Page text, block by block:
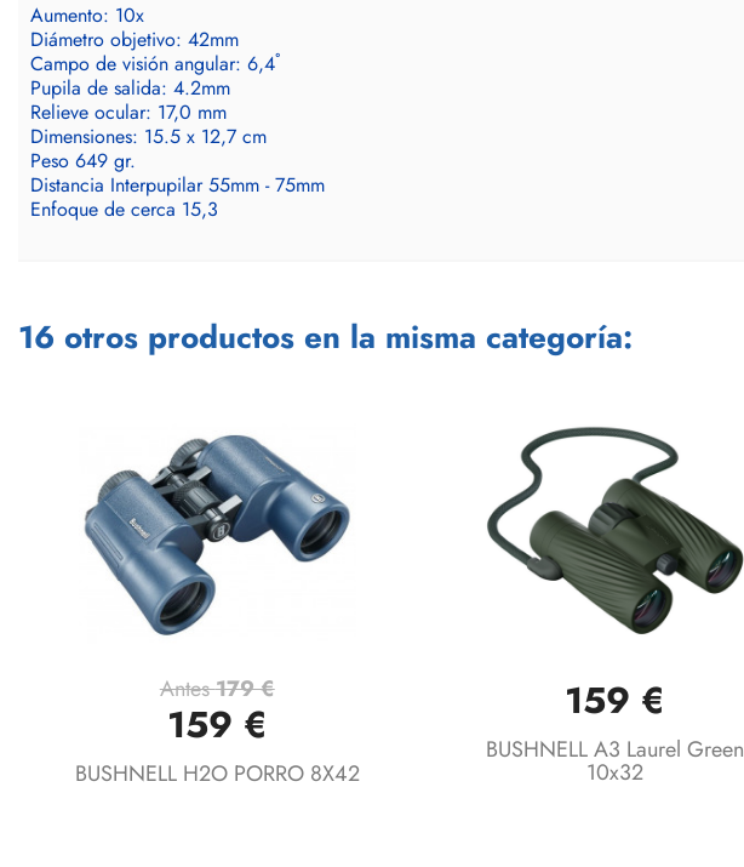
Aumento: 10x
Diámetro objetivo: 42mm
Campo de visión angular: 6,4˚
Pupila de salida: 4.2mm
Relieve ocular: 17,0 mm
Dimensiones: 15.5 x 12,7 cm
Peso 649 gr.
Distancia Interpupilar 55mm - 75mm
Enfoque de cerca 15,3
16 otros productos en la misma categoría:
Vista rápida
Antes179 €
159 €
BUSHNELL H2O PORRO 8X42
Vista rápida
159 €
BUSHNELL A3 Laurel Green
10x32